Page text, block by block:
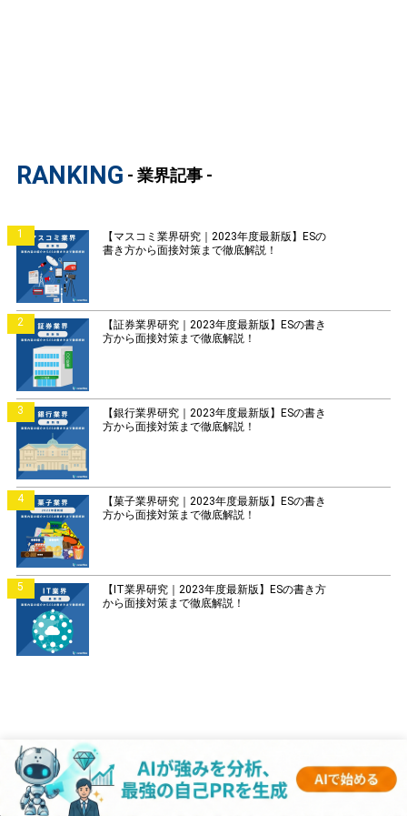
RANKING - 業界記事 -
1
【マスコミ業界研究｜2023年度最新版】ESの
書き方から面接対策まで徹底解説！
2
【証券業界研究｜2023年度最新版】ESの書き
方から面接対策まで徹底解説！
3
【銀行業界研究｜2023年度最新版】ESの書き
方から面接対策まで徹底解説！
4
【菓子業界研究｜2023年度最新版】ESの書き
方から面接対策まで徹底解説！
5
【IT業界研究｜2023年度最新版】ESの書き方
から面接対策まで徹底解説！